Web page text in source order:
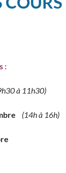
:
à 11h30)
(14h à 16h)